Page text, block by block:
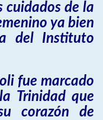
cuidados de la
ya bien
del Instituto
fue marcado
Trinidad que
corazón de